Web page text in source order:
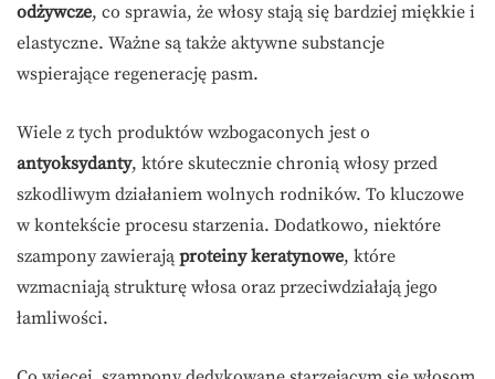
odżywcze, co sprawia, że włosy stają się bardziej miękkie i
elastyczne. Ważne są także aktywne substancje
wspierające regenerację pasm.
Wiele z tych produktów wzbogaconych jest o
antyoksydanty, które skutecznie chronią włosy przed
szkodliwym działaniem wolnych rodników. To kluczowe
w kontekście procesu starzenia. Dodatkowo, niektóre
szampony zawierają proteiny keratynowe, które
wzmacniają strukturę włosa oraz przeciwdziałają jego
łamliwości.